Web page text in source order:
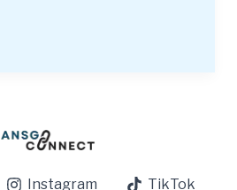
Instagram TikTok